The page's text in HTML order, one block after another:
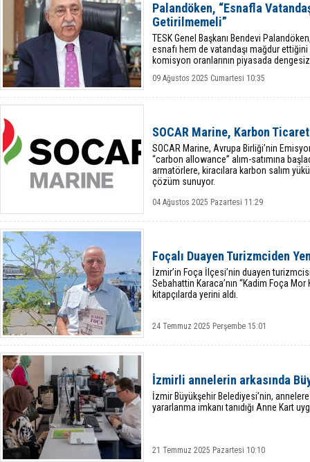
Palandöken, “Esnafla
Getirilmemeli”
TESK Genel Başkanı Bendevi
esnafı hem de vatandaşı mağdur ettiğini
komisyon oranlarının piyasada
09 Ağustos 2025 Cumartesi 10:35
SOCAR Marine, Karbon
SOCAR Marine, Avrupa Birliği’nin
“carbon allowance” alım-satımına
armatörlere, kiracılara karbon salım
çözüm sunuyor.
04 Ağustos 2025 Pazartesi 11:29
Foçalı Duayen Turizmciden
İzmir’in Foça İlçesi’nin duayen
Sebahattin Karaca’nın “Kadim Foça Mor
kitapçılarda yerini aldı.
24 Temmuz 2025 Perşembe 15:01
İzmirli annelerin arkasında
İzmir Büyükşehir Belediyesi’nin,
yararlanma imkanı tanıdığı Anne Kart
21 Temmuz 2025 Pazartesi 10:10